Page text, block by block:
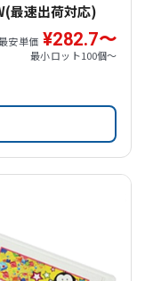
最速出荷対応)
安単価 ¥282.7〜
最小ロット100個〜